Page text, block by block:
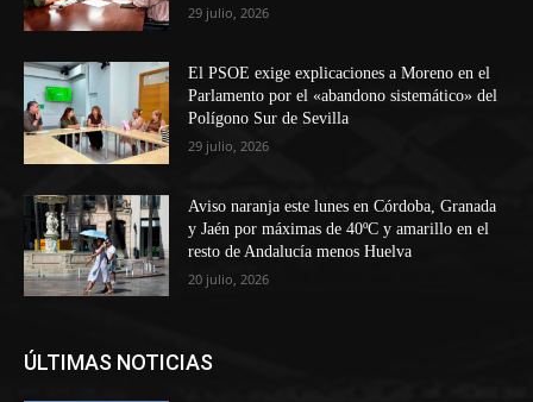
29 julio, 2026
El PSOE exige explicaciones a Moreno en el
Parlamento por el «abandono sistemático» del
Polígono Sur de Sevilla
29 julio, 2026
Aviso naranja este lunes en Córdoba, Granada
y Jaén por máximas de 40ºC y amarillo en el
resto de Andalucía menos Huelva
20 julio, 2026
ÚLTIMAS NOTICIAS